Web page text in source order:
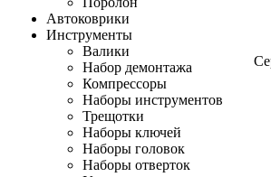
Автоковрики
Инструменты
Валики
Набор демонтажа
Компрессоры
Наборы инструментов
Трещотки
Наборы ключей
Наборы головок
Наборы отверток